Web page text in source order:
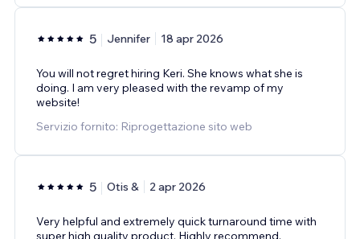
5 Jennifer 18 apr 2026
You will not regret hiring Keri. She knows what she is
doing. I am very pleased with the revamp of my
website!
Servizio fornito: Riprogettazione sito web
5 Otis & 2 apr 2026
Very helpful and extremely quick turnaround time with
super high quality product. Highly recommend.